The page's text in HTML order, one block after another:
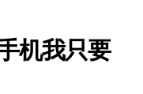
机我只要